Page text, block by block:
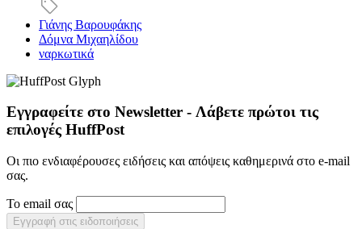
Γιάνης Βαρουφάκης
Δόμνα Μιχαηλίδου
ναρκωτικά
Εγγραφείτε στο Newsletter - Λάβετε πρώτοι τις
επιλογές HuffPost
Οι πιο ενδιαφέρουσες ειδήσεις και απόψεις καθημερινά στο e-mail
σας.
Το email σας
Εγγραφή στις ειδοποιήσεις